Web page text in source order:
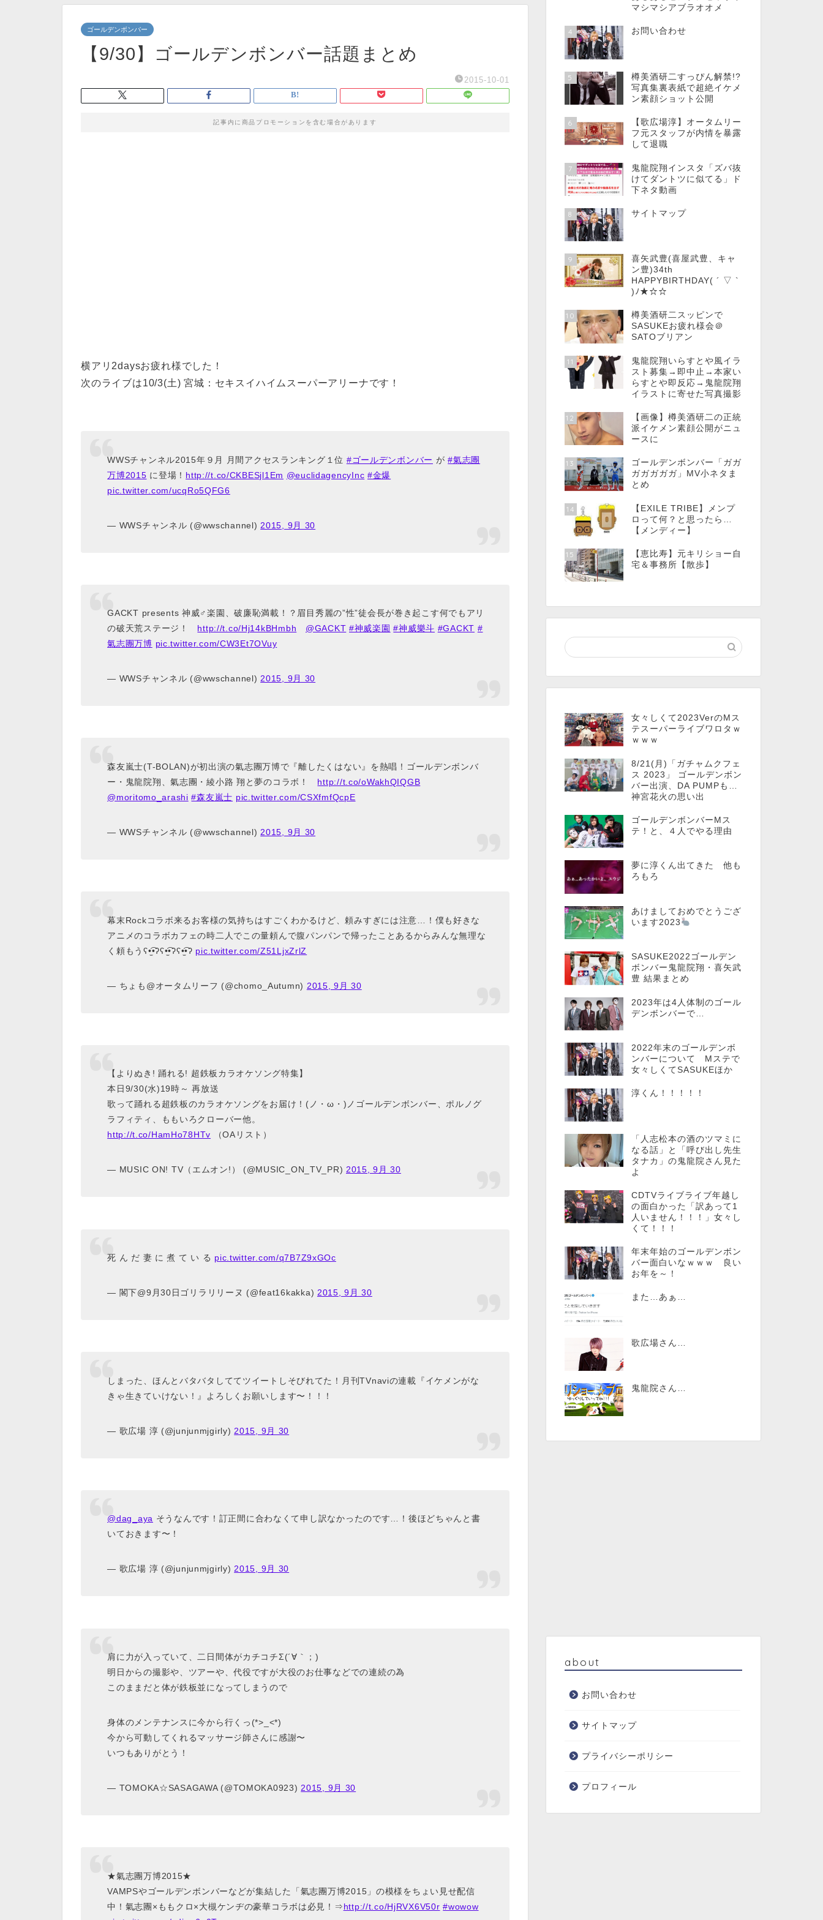
ゴールデンボンバー
【9/30】ゴールデンボンバー話題まとめ
2015-10-01
記事内に商品プロモーションを含む場合があります
横アリ2daysお疲れ様でした！
次のライブは10/3(土) 宮城：セキスイハイムスーパーアリーナです！
WWSチャンネル2015年９月 月間アクセスランキング１位 #ゴールデンボンバー が#氣志團
万博2015 に登場！ http://t.co/CKBESjl1Em @euclidagencyInc #金爆
pic.twitter.com/ucqRo5QFG6
— WWSチャンネル (@wwschannel) 2015, 9月 30
GACKT presents 神威♂楽園、破廉恥満載！？眉目秀麗の”性”徒会長が巻き起こす何でもアリ
の破天荒ステージ！ http://t.co/Hj14kBHmbh @GACKT #神威楽園 #神威樂斗 #GACKT #
氣志團万博 pic.twitter.com/CW3Et7OVuy
— WWSチャンネル (@wwschannel)2015, 9月 30
森友嵐士(T-BOLAN)が初出演の氣志團万博で『離したくはない』を熱唱！ゴールデンボンバ
ー・鬼龍院翔、氣志團・綾小路 翔と夢のコラボ！ http://t.co/oWakhQIQGB
@moritomo_arashi #森友嵐士 pic.twitter.com/CSXfmfQcpE
— WWSチャンネル (@wwschannel) 2015, 9月 30
幕末Rockコラボ来るお客様の気持ちはすごくわかるけど、頼みすぎには注意…！僕も好きな
アニメのコラボカフェの時二人でこの量頼んで腹パンパンで帰ったことあるからみんな無理な
く頼もうʕ•̫͡•ʔʕ•̫͡•ʔʕ•̫͡•ʔ pic.twitter.com/Z51LjxZrlZ
— ちょも@オータムリーフ (@chomo_Autumn) 2015, 9月 30
【よりぬき! 踊れる! 超鉄板カラオケソング特集】
本日9/30(水)19時～ 再放送
歌って踊れる超鉄板のカラオケソングをお届け！(ノ・ω・)ノゴールデンボンバー、ポルノグ
ラフィティ、ももいろクローバー他。
http://t.co/HamHo78HTv （OAリスト）
— MUSIC ON! TV（エムオン!） (@MUSIC_ON_TV_PR) 2015, 9月 30
死 ん だ 妻 に 煮 て い る pic.twitter.com/q7B7Z9xGOc
— 閣下@9月30日ゴリラリリーヌ (@feat16kakka) 2015, 9月 30
しまった、ほんとバタバタしててツイートしそびれてた！月刊TVnaviの連載『イケメンがな
きゃ生きていけない！』よろしくお願いします〜！！！
— 歌広場 淳 (@junjunmjgirly) 2015, 9月 30
@dag_aya そうなんです！訂正間に合わなくて申し訳なかったのです…！後ほどちゃんと書
いておきます〜！
— 歌広場 淳 (@junjunmjgirly)2015, 9月 30
肩に力が入っていて、二日間体がカチコチΣ(´∀｀；)
明日からの撮影や、ツアーや、代役ですが大役のお仕事などでの連続の為
このままだと体が鉄板並になってしまうので
身体のメンテナンスに今から行くっ(*>_<*)
今から可動してくれるマッサージ師さんに感謝〜
いつもありがとう！
— TOMOKA☆SASAGAWA (@TOMOKA0923) 2015, 9月 30
★氣志團万博2015★
VAMPSやゴールデンボンバーなどが集結した「氣志團万博2015」の模様をちょい見せ配信
中！氣志團×ももクロ×大槻ケンヂの豪華コラボは必見！⇒http://t.co/HjRVX6V50r #wowow
マシマシアブラオオメ
4 お問い合わせ
5
樽美酒研二すっぴん解禁!?
写真集裏表紙で超絶イケメ
ン素顔ショット公開
6
【歌広場淳】オータムリー
フ元スタッフが内情を暴露
して退職
7
鬼龍院翔インスタ「ズバ抜
けてダントツに似てる」ド
下ネタ動画
8 サイトマップ
9
喜矢武豊(喜屋武豊、キャ
ン豊)34th
HAPPYBIRTHDAY( ´ ▽ `
)ﾉ★☆☆
10
樽美酒研二スッピンで
SASUKEお疲れ様会＠
SATOブリアン
11
鬼龍院翔いらすとや風イラ
スト募集→即中止→本家い
らすとや即反応→鬼龍院翔
イラストに寄せた写真撮影
12
【画像】樽美酒研二の正統
派イケメン素顔公開がニュ
ースに
13
ゴールデンボンバー「ガガ
ガガガガガ」MV小ネタま
とめ
14
【EXILE TRIBE】メンプ
ロって何？と思ったら…
【メンディー】
15
【恵比寿】元キリショー自
宅＆事務所【散歩】
女々しくて2023VerのMス
テスーパーライブワロタｗ
ｗｗｗ
8/21(月)「ガチャムクフェ
ス 2023」 ゴールデンボン
バー出演、DA PUMPも…
神宮花火の思い出
ゴールデンボンバーMス
テ！と、４人でやる理由
夢に淳くん出てきた 他も
ろもろ
あけましておめでとうござ
います2023
SASUKE2022ゴールデン
ボンバー鬼龍院翔・喜矢武
豊 結果まとめ
2023年は4人体制のゴール
デンボンバーで…
2022年末のゴールデンボ
ンバーについて Mステで
女々しくてSASUKEほか
淳くん！！！！！
「人志松本の酒のツマミに
なる話」と「呼び出し先生
タナカ」の鬼龍院さん見た
よ
CDTVライブライブ年越し
の面白かった「訳あって1
人いません！！！」女々し
くて！！！
年末年始のゴールデンボン
バー面白いなｗｗｗ 良い
お年を～！
また…あぁ…
歌広場さん…
鬼龍院さん…
about
お問い合わせ
サイトマップ
プライバシーポリシー
プロフィール